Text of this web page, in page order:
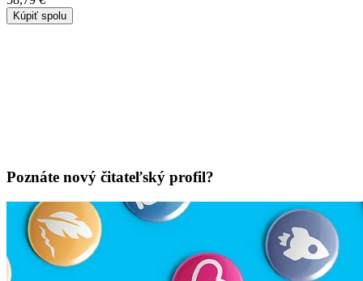
Kúpiť spolu
Poznáte nový čitateľský profil?